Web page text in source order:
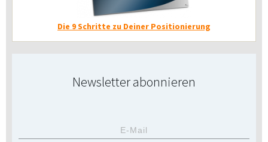
Die 9 Schritte zu Deiner Positionierung
Newsletter abonnieren